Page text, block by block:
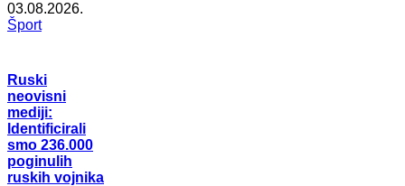
03.08.2026.
Šport
Ruski
neovisni
mediji:
Identificirali
smo 236.000
poginulih
ruskih vojnika